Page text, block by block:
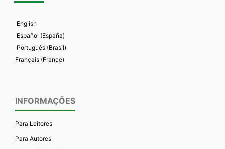
English
Español (España)
Português (Brasil)
Français (France)
INFORMAÇÕES
Para Leitores
Para Autores